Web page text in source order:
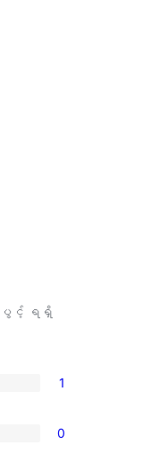
ပွင့် ရရှိ
1
0